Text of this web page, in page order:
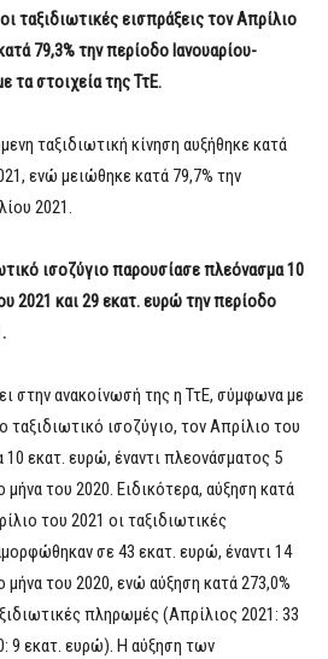
ταξιδιωτικές εισπράξεις τον Απρίλιο
79,3% την περίοδο Ιανουαρίου-
τα στοιχεία της ΤτΕ.
ταξιδιωτική κίνηση αυξήθηκε κατά
ενώ μειώθηκε κατά 79,7% την
2021.
ισοζύγιο παρουσίασε πλεόνασμα 10
2021 και 29 εκατ. ευρώ την περίοδο
στην ανακοίνωσή της η ΤτΕ, σύμφωνα με
ταξιδιωτικό ισοζύγιο, τον Απρίλιο του
εκατ. ευρώ, έναντι πλεονάσματος 5
του 2020. Ειδικότερα, αύξηση κατά
του 2021 οι ταξιδιωτικές
σε 43 εκατ. ευρώ, έναντι 14
μήνα του 2020, ενώ αύξηση κατά 273,0%
πληρωμές (Απρίλιος 2021: 33
9 εκατ. ευρώ). Η αύξηση των